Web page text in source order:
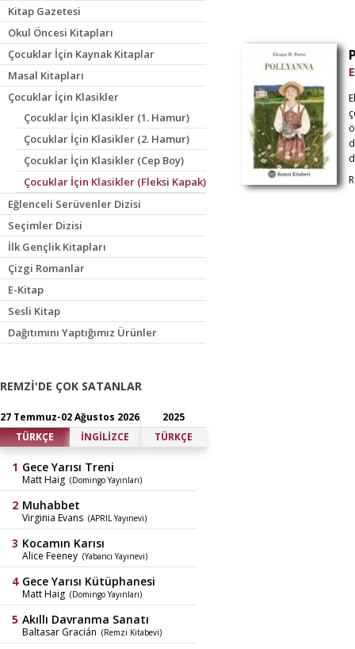
Kitap Gazetesi
Okul Öncesi Kitapları
Çocuklar İçin Kaynak Kitaplar
Masal Kitapları
Çocuklar İçin Klasikler
Çocuklar İçin Klasikler (1. Hamur)
Çocuklar İçin Klasikler (2. Hamur)
Çocuklar İçin Klasikler (Cep Boy)
Çocuklar İçin Klasikler (Fleksi Kapak)
Eğlenceli Serüvenler Dizisi
Seçimler Dizisi
İlk Gençlik Kitapları
Çizgi Romanlar
E-Kitap
Sesli Kitap
Dağıtımını Yaptığımız Ürünler
REMZİ'DE ÇOK SATANLAR
27 Temmuz-02 Ağustos 2026
TÜRKÇE
İNGİLİZCE
2025
TÜRKÇE
Gece Yarısı Treni
Matt Haig (Domingo Yayınları)
Muhabbet
Virginia Evans (APRIL Yayınevi)
Kocamın Karısı
Alice Feeney (Yabancı Yayınevi)
Gece Yarısı Kütüphanesi
Matt Haig (Domingo Yayınları)
Akıllı Davranma Sanatı
Baltasar Gracián (Remzi Kitabevi)